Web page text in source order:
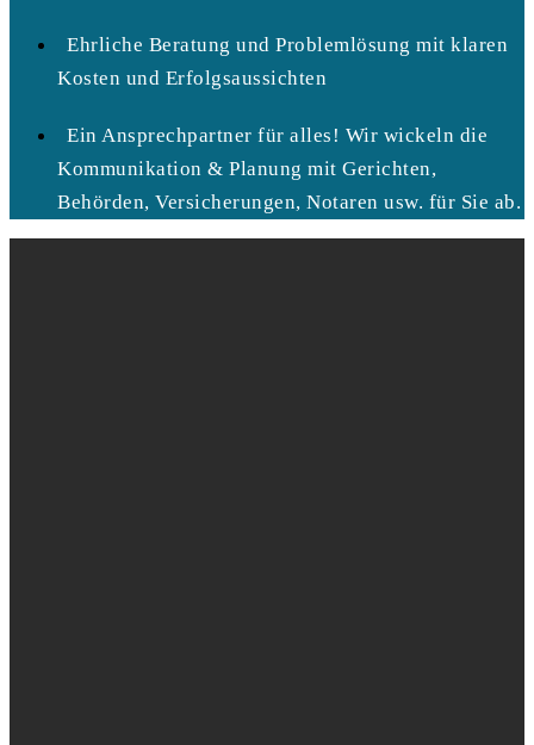
Ehrliche Beratung und Problemlösung mit klaren
Kosten und Erfolgsaussichten
Ein Ansprechpartner für alles! Wir wickeln die
Kommunikation & Planung mit Gerichten,
Behörden, Versicherungen, Notaren usw. für Sie ab.